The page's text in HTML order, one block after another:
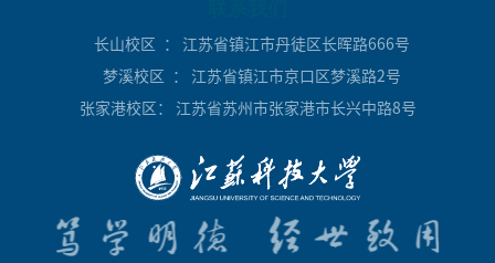
长山校区 ： 江苏省镇江市丹徒区长晖路666号
梦溪校区 ： 江苏省镇江市京口区梦溪路2号
张家港校区 ： 江苏省苏州市张家港市长兴中路8号